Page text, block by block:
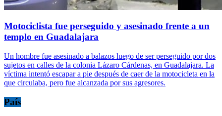
Motociclista fue perseguido y asesinado frente a un
templo en Guadalajara
Un hombre fue asesinado a balazos luego de ser perseguido por dos
sujetos en calles de la colonia Lázaro Cárdenas, en Guadalajara. La
víctima intentó escapar a pie después de caer de la motocicleta en la
que circulaba, pero fue alcanzada por sus agresores.
País